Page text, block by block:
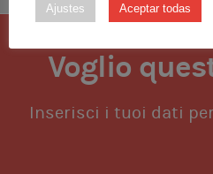
Voglio
Inserisci i tuoi dati
Ajustes Aceptar todas